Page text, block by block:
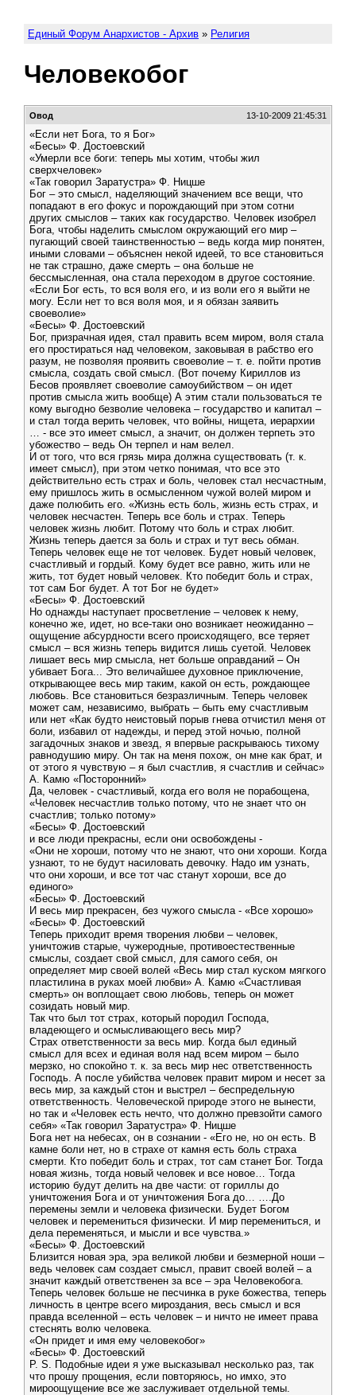
Единый Форум Анархистов - Архив » Религия
Человекобог
Овод 13-10-2009 21:45:31
«Если нет Бога, то я Бог»
«Бесы» Ф. Достоевский
«Умерли все боги: теперь мы хотим, чтобы жил
сверхчеловек»
«Так говорил Заратустра» Ф. Ницше
Бог – это смысл, наделяющий значением все вещи, что
попадают в его фокус и порождающий при этом сотни
других смыслов – таких как государство. Человек изобрел
Бога, чтобы наделить смыслом окружающий его мир –
пугающий своей таинственностью – ведь когда мир понятен,
иными словами – объяснен некой идеей, то все становиться
не так страшно, даже смерть – она больше не
бессмысленная, она стала переходом в другое состояние.
«Если Бог есть, то вся воля его, и из воли его я выйти не
могу. Если нет то вся воля моя, и я обязан заявить
своеволие»
«Бесы» Ф. Достоевский
Бог, призрачная идея, стал править всем миром, воля стала
его простираться над человеком, заковывая в рабство его
разум, не позволяя проявить своеволие – т. е. пойти против
смысла, создать свой смысл. (Вот почему Кириллов из
Бесов проявляет своеволие самоубийством – он идет
против смысла жить вообще) А этим стали пользоваться те
кому выгодно безволие человека – государство и капитал –
и стал тогда верить человек, что войны, нищета, иерархии
… - все это имеет смысл, а значит, он должен терпеть это
убожество – ведь Он терпел и нам велел.
И от того, что вся грязь мира должна существовать (т. к.
имеет смысл), при этом четко понимая, что все это
действительно есть страх и боль, человек стал несчастным,
ему пришлось жить в осмысленном чужой волей миром и
даже полюбить его. «Жизнь есть боль, жизнь есть страх, и
человек несчастен. Теперь все боль и страх. Теперь
человек жизнь любит. Потому что боль и страх любит.
Жизнь теперь дается за боль и страх и тут весь обман.
Теперь человек еще не тот человек. Будет новый человек,
счастливый и гордый. Кому будет все равно, жить или не
жить, тот будет новый человек. Кто победит боль и страх,
тот сам Бог будет. А тот Бог не будет»
«Бесы» Ф. Достоевский
Но однажды наступает просветление – человек к нему,
конечно же, идет, но все-таки оно возникает неожиданно –
ощущение абсурдности всего происходящего, все теряет
смысл – вся жизнь теперь видится лишь суетой. Человек
лишает весь мир смысла, нет больше оправданий – Он
убивает Бога... Это величайшее духовное приключение,
открывающее весь мир таким, какой он есть, рождающее
любовь. Все становиться безразличным. Теперь человек
может сам, независимо, выбрать – быть ему счастливым
или нет «Как будто неистовый порыв гнева отчистил меня от
боли, избавил от надежды, и перед этой ночью, полной
загадочных знаков и звезд, я впервые раскрываюсь тихому
равнодушию миру. Он так на меня похож, он мне как брат, и
от этого я чувствую – я был счастлив, я счастлив и сейчас»
А. Камю «Посторонний»
Да, человек - счастливый, когда его воля не порабощена,
«Человек несчастлив только потому, что не знает что он
счастлив; только потому»
«Бесы» Ф. Достоевский
и все люди прекрасны, если они освобождены -
«Они не хороши, потому что не знают, что они хороши. Когда
узнают, то не будут насиловать девочку. Надо им узнать,
что они хороши, и все тот час станут хороши, все до
единого»
«Бесы» Ф. Достоевский
И весь мир прекрасен, без чужого смысла - «Все хорошо»
«Бесы» Ф. Достоевский
Теперь приходит время творения любви – человек,
уничтожив старые, чужеродные, противоестественные
смыслы, создает свой смысл, для самого себя, он
определяет мир своей волей «Весь мир стал куском мягкого
пластилина в руках моей любви» А. Камю «Счастливая
смерть» он воплощает свою любовь, теперь он может
созидать новый мир.
Так что был тот страх, который породил Господа,
владеющего и осмысливающего весь мир?
Страх ответственности за весь мир. Когда был единый
смысл для всех и единая воля над всем миром – было
мерзко, но спокойно т. к. за весь мир нес ответственность
Господь. А после убийства человек правит миром и несет за
весь мир, за каждый стон и выстрел – беспредельную
ответственность. Человеческой природе этого не вынести,
но так и «Человек есть нечто, что должно превзойти самого
себя» «Так говорил Заратустра» Ф. Ницше
Бога нет на небесах, он в сознании - «Его не, но он есть. В
камне боли нет, но в страхе от камня есть боль страха
смерти. Кто победит боль и страх, тот сам станет Бог. Тогда
новая жизнь, тогда новый человек и все новое… Тогда
историю будут делить на две части: от гориллы до
уничтожения Бога и от уничтожения Бога до… ….До
перемены земли и человека физически. Будет Богом
человек и перемениться физически. И мир перемениться, и
дела переменяться, и мысли и все чувства.»
«Бесы» Ф. Достоевский
Близится новая эра, эра великой любви и безмерной ноши –
ведь человек сам создает смысл, правит своей волей – а
значит каждый ответственен за все – эра Человекобога.
Теперь человек больше не песчинка в руке божества, теперь
личность в центре всего мироздания, весь смысл и вся
правда вселенной – есть человек – и ничто не имеет права
стеснять волю человека.
«Он придет и имя ему человекобог»
«Бесы» Ф. Достоевский
P. S. Подобные идеи я уже высказывал несколько раз, так
что прошу прощения, если повторяюсь, но имхо, это
мироощущение все же заслуживает отдельной темы.